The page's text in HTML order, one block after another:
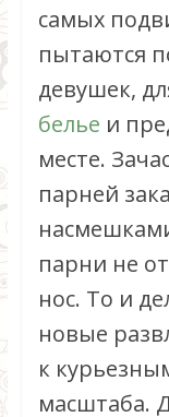
самых
пытаются
девушек,
белье и
месте.
парней
парни не
нос. То и
новые
к
масштаба.